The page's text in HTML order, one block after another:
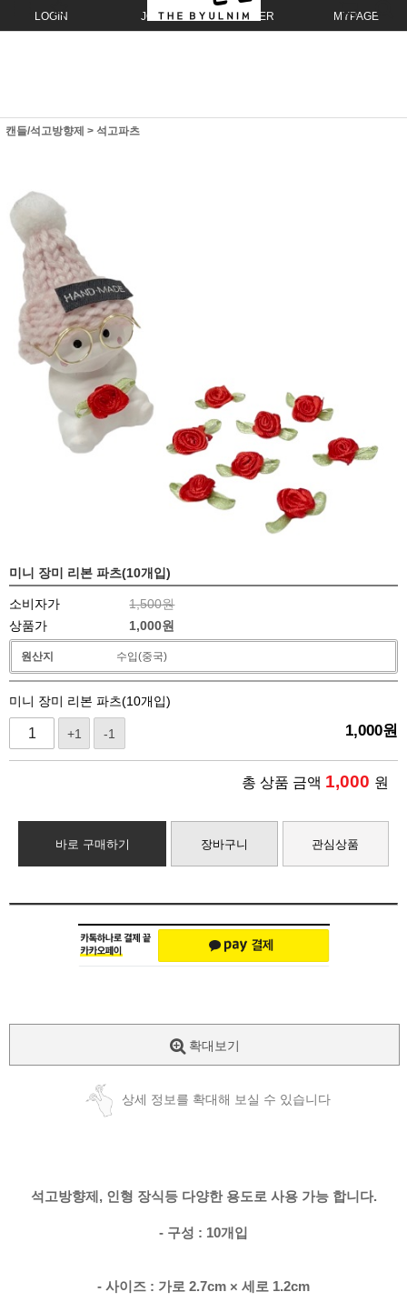
LOGIN JOIN ORDER MYPAGE
캔들/석고방향제 > 석고파츠
미니 장미 리본 파츠(10개입)
소비자가
1,500원
상품가
1,000원
원산지 수입(중국)
미니 장미 리본 파츠(10개입)
+1 -1 1,000원
총 상품 금액 1,000 원
바로 구매하기 장바구니 관심상품
확대보기
상세 정보를 확대해 보실 수 있습니다
석고방향제, 인형 장식등 다양한 용도로 사용 가능 합니다.
- 구성 : 10개입
- 사이즈 : 가로 2.7cm × 세로 1.2cm